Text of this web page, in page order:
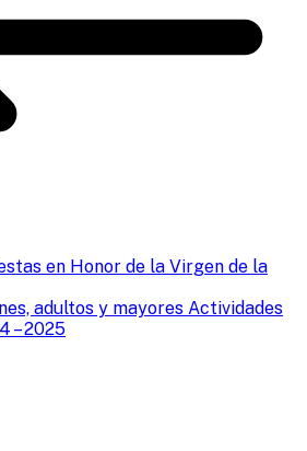
en Honor de la Virgen de la
adultos y mayores Actividades
– 2025